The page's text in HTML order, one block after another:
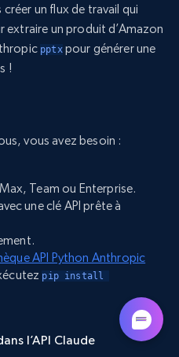
un flux de travail qui
extraire un produit d’Amazon
pptxpour générer une
!
vous avez besoin :
Team ou Enterprise.
une clé API prête à
API Python Anthropic
pip install
l’API Claude